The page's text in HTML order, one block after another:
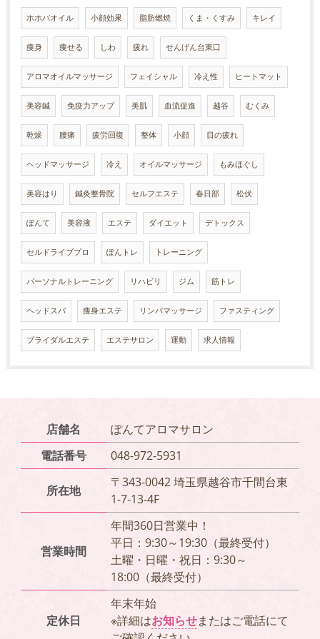
ホホバオイル 小顔効果 脂肪燃焼 くま・くすみ キレイ
痩身 痩せる しわ 疲れ せんげん台東口
アロマオイルマッサージ フェイシャル 冷え性 ヒートマット
美容鍼 免疫力アップ 美肌 血流促進 越谷 むくみ
乾燥 腰痛 疲労回復 整体 小顔 目の疲れ
ヘッドマッサージ 冷え オイルマッサージ もみほぐし
美容はり 鍼灸整骨院 セルフエステ 春日部 松伏
ぽんて 美容液 エステ ダイエット デトックス
セルドライブプロ ぽんトレ トレーニング
パーソナルトレーニング リハビリ ジム 筋トレ
ヘッドスパ 痩身エステ リンパマッサージ ファスティング
ブライダルエステ エステサロン 運動 求人情報
店舗名
ぽんてアロマサロン
電話番号
048-972-5931
所在地
〒343-0042 埼玉県越谷市千間台東
1-7-13-4F
営業時間
年間360日営業中！
平日：9:30～19:30（最終受付）
土曜・日曜・祝日：9:30～
18:00（最終受付）
定休日
年末年始
※詳細はお知らせまたはご電話にて